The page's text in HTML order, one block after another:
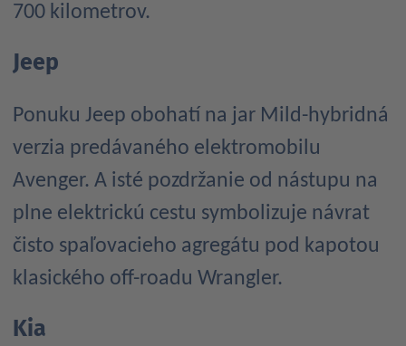
700 kilometrov.
Jeep
Ponuku Jeep obohatí na jar Mild-hybridná
verzia predávaného elektromobilu
Avenger. A isté pozdržanie od nástupu na
plne elektrickú cestu symbolizuje návrat
čisto spaľovacieho agregátu pod kapotou
klasického off-roadu Wrangler.
Kia